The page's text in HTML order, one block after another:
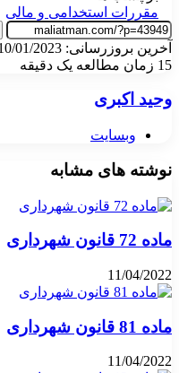
مقررات استخدامی و مالی
آخرین بروزرسانی: 10/01/2023
15 زمان مطالعه یک دقیقه
وحید اکبری
وبسایت
نوشته های مشابه
ماده 72 قانون شهرداری
11/04/2022
ماده 81 قانون شهرداری
11/04/2022